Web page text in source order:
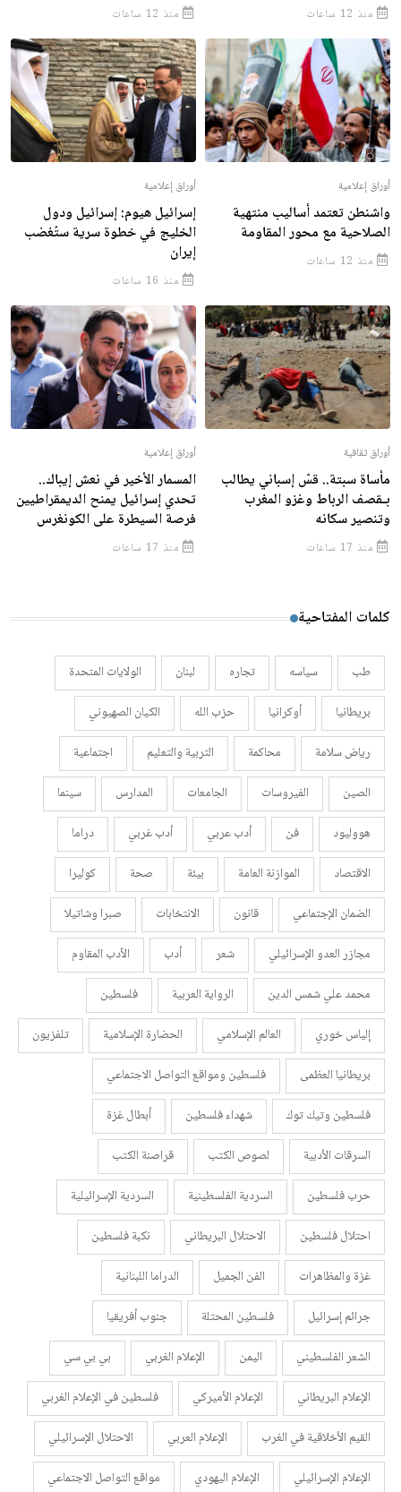
منذ 12 ساعات منذ 12 ساعات
أوراق إعلامية
واشنطن تعتمد أساليب منتهية
الصلاحية مع محور المقاومة
منذ 12 ساعات
أوراق إعلامية
إسرائيل هيوم: إسرائيل ودول
الخليج في خطوة سرية ستُغضب
إيران
منذ 16 ساعات
أوراق ثقافية
مأساة سبتة.. قسّ إسباني يطالب
بـقصف الرباط وغزو المغرب
وتنصير سكانه
منذ 17 ساعات
أوراق إعلامية
المسمار الأخير في نعش إيباك..
تحدي إسرائيل يمنح الديمقراطيين
فرصة السيطرة على الكونغرس
منذ 17 ساعات
كلمات المفتاحية
طب سياسه تجاره لبنان
الولايات المتحدة
بريطانيا
أوكرانيا حزب الله
الكيان الصهيوني
رياض سلامة
محاكمة التربية والتعليم
اجتماعية
الصين
الفيروسات الجامعات المدارس
سينما
هووليود
فن أدب عربي أدب غربي
دراما
الاقتصاد
الموازنة العامة بيئة صحة
كوليرا
الضمان الإجتماعي
قانون الانتخابات
صبرا وشاتيلا
مجازر العدو الإسرائيلي
شعر أدب
الأدب المقاوم
محمد علي شمس الدين
الرواية العربية
فلسطين
إلياس خوري
العالم الإسلامي الحضارة الإسلامية
تلفزيون
بريطانيا العظمى
فلسطين ومواقع التواصل الاجتماعي
فلسطين وتيك توك
شهداء فلسطين
أبطال غزة
السرقات الأدبية
لصوص الكتب
قراصنة الكتب
حرب فلسطين
السردية الفلسطينية
السردية الإسرائيلية
احتلال فلسطين
الاحتلال البريطاني
نكبة فلسطين
غزة والمظاهرات
الفن الجميل
الدراما اللبنانية
جرائم إسرائيل
فلسطين المحتلة
جنوب أفريقيا
الشعر الفلسطيني
اليمن الإعلام الغربي
بي بي سي
الإعلام البريطاني
الإعلام الأميركي
فلسطين في الإعلام الغربي
القيم الأخلاقية في الغرب
الإعلام العربي
الاحتلال الإسرائيلي
الإعلام الإسرائيلي
الإعلام اليهودي
مواقع التواصل الاجتماعي